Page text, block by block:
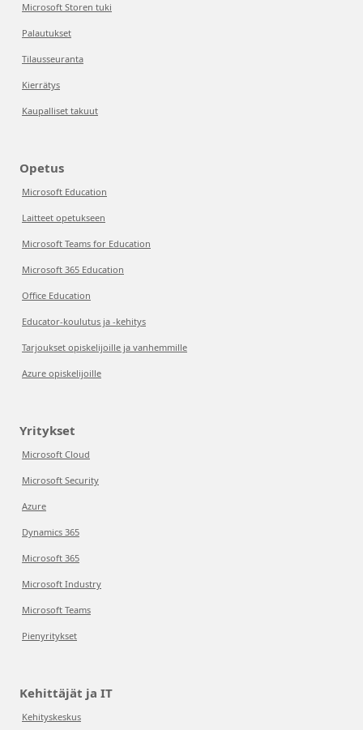
Microsoft Storen tuki
Palautukset
Tilausseuranta
Kierrätys
Kaupalliset takuut
Opetus
Microsoft Education
Laitteet opetukseen
Microsoft Teams for Education
Microsoft 365 Education
Office Education
Educator-koulutus ja -kehitys
Tarjoukset opiskelijoille ja vanhemmille
Azure opiskelijoille
Yritykset
Microsoft Cloud
Microsoft Security
Azure
Dynamics 365
Microsoft 365
Microsoft Industry
Microsoft Teams
Pienyritykset
Kehittäjät ja IT
Kehityskeskus